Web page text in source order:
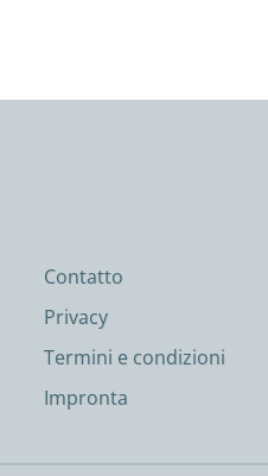
Contatto
Privacy
Termini e condizioni
Impronta